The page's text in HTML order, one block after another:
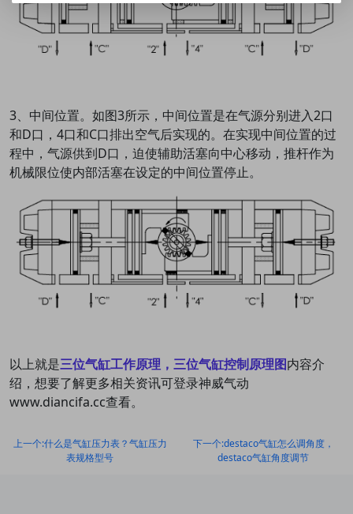
3、中间位置。如图3所示，中间位置是在气源分别进入2口
和D口，4口和C口排出空气后实现的。在实现中间位置的过
程中，气源供到D口，迫使辅助活塞向中心移动，推杆作为
机械限位使内部活塞在设定的中间位置停止。
以上就是三位气缸工作原理，三位气缸控制原理图内容介
绍，想要了解更多相关资讯可登录神威气动
www.diancifa.cc查看。
上一个:什么是气缸压力表？气缸压力
表规格型号
下一个:destaco气缸怎么调角度，
destaco气缸角度调节